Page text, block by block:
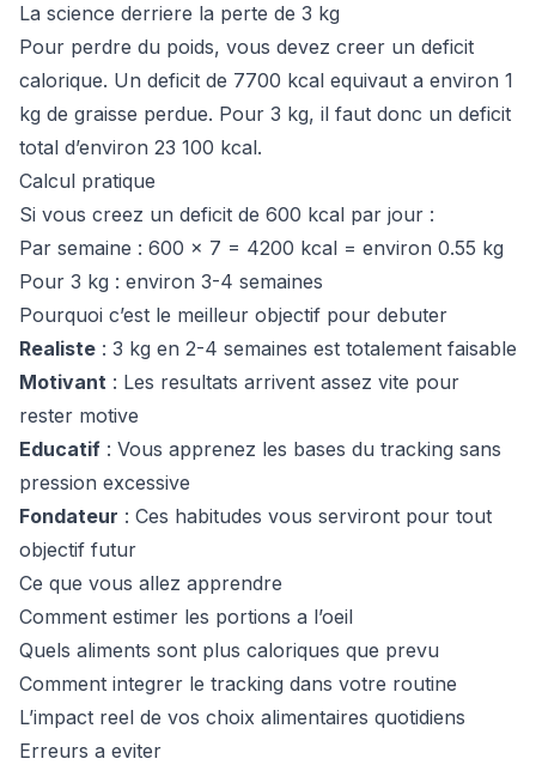
La science derriere la perte de 3 kg
Pour perdre du poids, vous devez creer un deficit
calorique. Un deficit de 7700 kcal equivaut a environ 1
kg de graisse perdue. Pour 3 kg, il faut donc un deficit
total d’environ 23 100 kcal.
Calcul pratique
Si vous creez un deficit de 600 kcal par jour :
Par semaine : 600 x 7 = 4200 kcal = environ 0.55 kg
Pour 3 kg : environ 3-4 semaines
Pourquoi c’est le meilleur objectif pour debuter
Realiste : 3 kg en 2-4 semaines est totalement faisable
Motivant : Les resultats arrivent assez vite pour
rester motive
Educatif : Vous apprenez les bases du tracking sans
pression excessive
Fondateur : Ces habitudes vous serviront pour tout
objectif futur
Ce que vous allez apprendre
Comment estimer les portions a l’oeil
Quels aliments sont plus caloriques que prevu
Comment integrer le tracking dans votre routine
L’impact reel de vos choix alimentaires quotidiens
Erreurs a eviter